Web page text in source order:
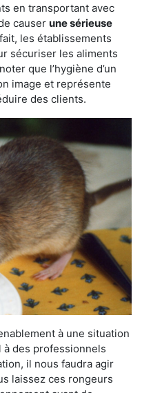
en transportant avec
causer une sérieuse
les établissements
sécuriser les aliments
que l’hygiène d’un
image et représente
des clients.
à une situation
des professionnels
il nous faudra agir
laissez ces rongeurs